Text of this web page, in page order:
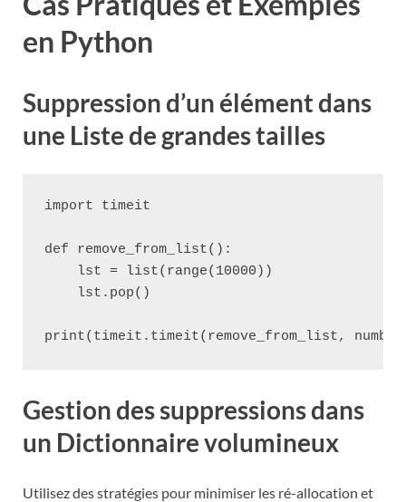
en Python
Suppression d’un élément dans
une Liste de grandes tailles
import timeit
def remove_from_list():
    lst = list(range(10000))
    lst.pop()
Gestion des suppressions dans
un Dictionnaire volumineux
Utilisez des stratégies pour minimiser les ré-allocation et